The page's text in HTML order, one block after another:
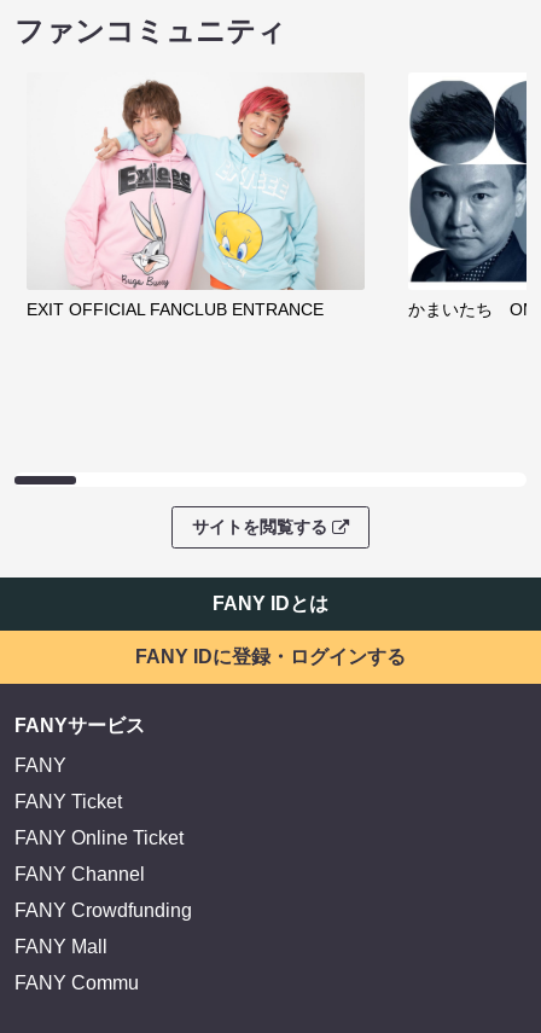
ファンコミュニティ
EXIT OFFICIAL FANCLUB ENTRANCE かまいたち
サイトを閲覧する
FANY IDとは
FANY IDに登録・ログインする
FANYサービス
FANY
FANY Ticket
FANY Online Ticket
FANY Channel
FANY Crowdfunding
FANY Mall
FANY Commu